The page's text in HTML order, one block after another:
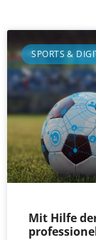
SPORTS &
Mit Hilfe